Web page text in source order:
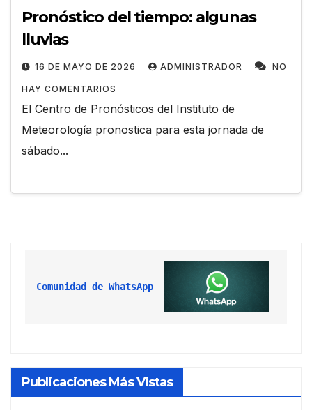
Pronóstico del tiempo: algunas
lluvias
16 DE MAYO DE 2026 ADMINISTRADOR NO
HAY COMENTARIOS
El Centro de Pronósticos del Instituto de
Meteorología pronostica para esta jornada de
sábado...
Comunidad de WhatsApp
Publicaciones Más Vistas